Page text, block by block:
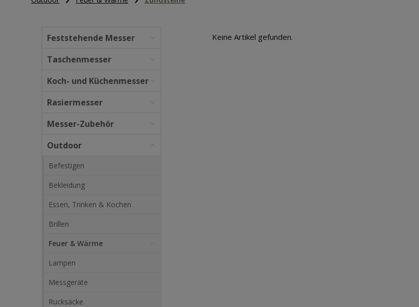
Feststehende Messer
Taschenmesser
Koch- und Küchenmesser
Rasiermesser
Messer-Zubehör
Outdoor
Befestigen
Bekleidung
Essen, Trinken & Kochen
Brillen
Feuer & Wärme
Lampen
Messgeräte
Rucksäcke
Keine Artikel gefunden.